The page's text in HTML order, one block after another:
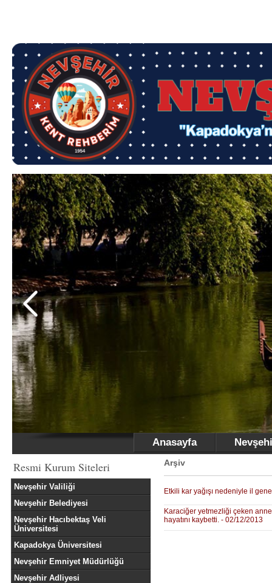
Anasayfa
Resmi Kurum Siteleri
Nevşehir Valiliği
Nevşehir Belediyesi
Nevşehir Hacıbektaş Veli
Üniversitesi
Kapadokya Üniversitesi
Nevşehir Emniyet Müdürlüğü
Nevşehir Adliyesi
Arşiv
Etkili kar yağışı nedeniyle il
Karaciğer yetmezliği çeken
hayatını kaybetti. - 02/12/2013